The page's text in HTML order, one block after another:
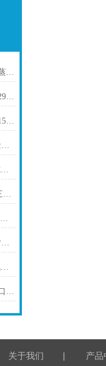
池田屋新品RP-70型先导膜片式蒸汽减压阀RP-70-L50正式发布
池田屋新品高野磁力手TMH-3029A正式发布
池田屋新品高野磁力手TMH-3015正式发布
池田屋新品高野紧凑型质量流量控制器SMFC-0005正式发布
池田屋新品VALCO TV系列立式三通球阀SPC-VATV25C正式发布
池田屋新品VALCO T系列立式三通球阀SPC-VAT-207正式发布
池田屋新品VALCO MV系列V型球阀MV-5UUP-015正式发布
池田屋新品VALCO MS系列三片式全端口螺纹球阀SPC-VAMS25C正式发布
池田屋新品VALCO EG系列蒸汽用螺纹球阀SPC-VAEG25C正式发布
池田屋新品VALCO EJ系列全端口螺纹球阀EJ905UUT-015正式发布
关于我们 | 产品